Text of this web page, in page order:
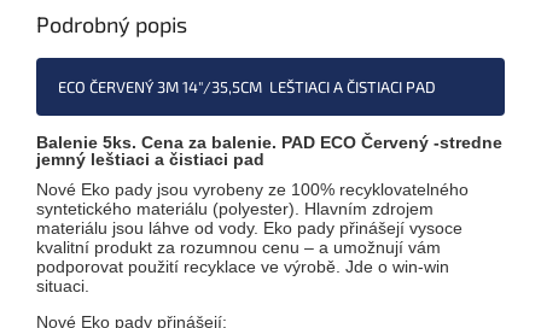
Podrobný popis
ECO ČERVENÝ 3M 14"/35,5CM LEŠTIACI A ČISTIACI PAD
10001920
Balenie 5ks. Cena za balenie. PAD ECO Červený -stredne
jemný leštiaci a čistiaci pad
Nové Eko pady jsou vyrobeny ze 100% recyklovatelného
syntetického materiálu (polyester). Hlavním zdrojem
materiálu jsou láhve od vody. Eko pady přinášejí vysoce
kvalitní produkt za rozumnou cenu – a umožnují vám
podporovat použití recyklace ve výrobě. Jde o win-win
situaci.
Nové Eko pady přinášejí: